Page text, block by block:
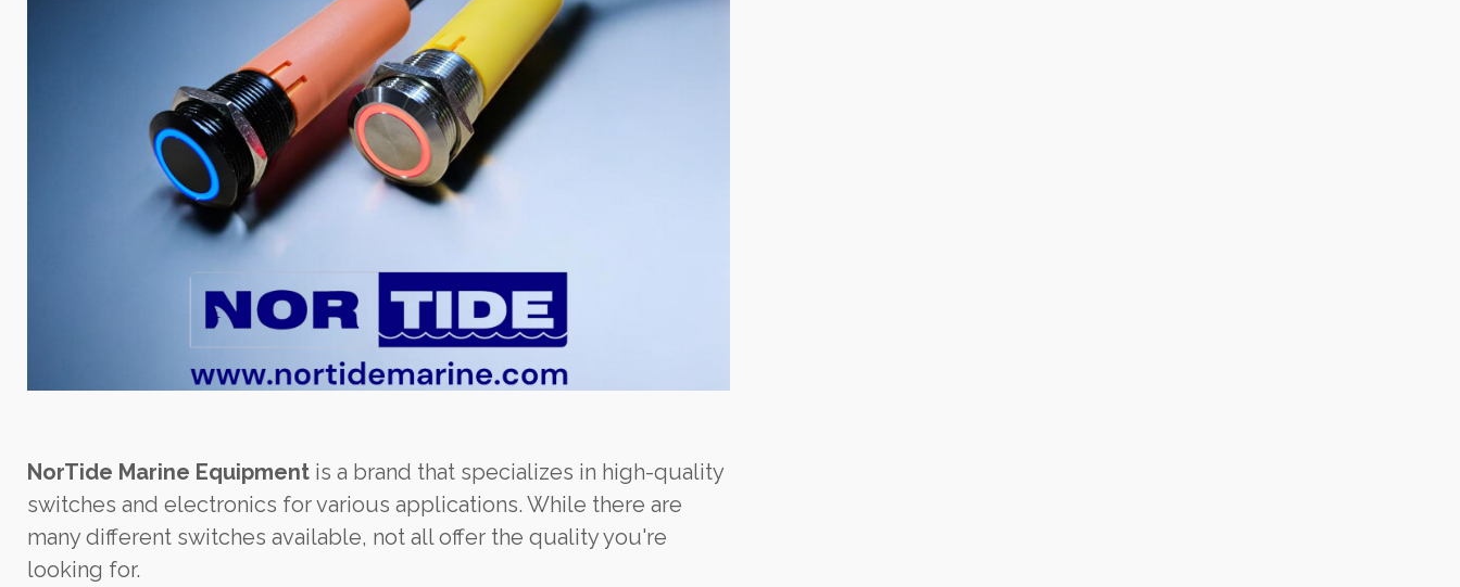
NorTide Marine Equipment is a brand that specializes in high-quality
switches and electronics for various applications. While there are
many different switches available, not all offer the quality you're
looking for.